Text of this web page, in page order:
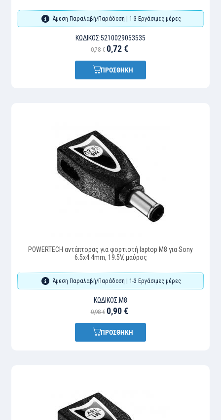
Άμεση Παραλαβή/Παράδοση | 1-3 Εργάσιμες μέρες
ΚΩΔΙΚΌΣ:5210029053535
0,78 € 0,72 €
ΠΡΟΣΘΗΚΗ
POWERTECH αντάπτορας για φορτιστή laptop M8 για Sony
6.5x4.4mm, 19.5V, μαύρος
Άμεση Παραλαβή/Παράδοση | 1-3 Εργάσιμες μέρες
ΚΩΔΙΚΌΣ:M8
0,98 € 0,90 €
ΠΡΟΣΘΗΚΗ